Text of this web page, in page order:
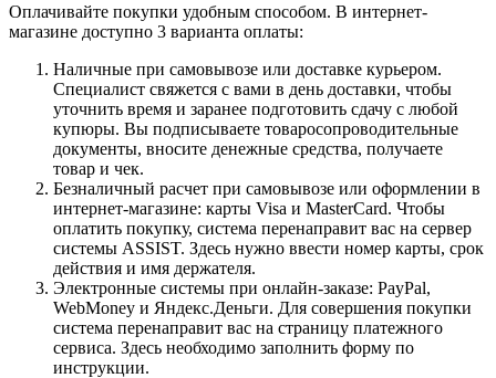
Оплачивайте покупки удобным способом. В интернет-
магазине доступно 3 варианта оплаты:
Наличные при самовывозе или доставке курьером.
Специалист свяжется с вами в день доставки, чтобы
уточнить время и заранее подготовить сдачу с любой
купюры. Вы подписываете товаросопроводительные
документы, вносите денежные средства, получаете
товар и чек.
Безналичный расчет при самовывозе или оформлении в
интернет-магазине: карты Visa и MasterCard. Чтобы
оплатить покупку, система перенаправит вас на сервер
системы ASSIST. Здесь нужно ввести номер карты, срок
действия и имя держателя.
Электронные системы при онлайн-заказе: PayPal,
WebMoney и Яндекс.Деньги. Для совершения покупки
система перенаправит вас на страницу платежного
сервиса. Здесь необходимо заполнить форму по
инструкции.